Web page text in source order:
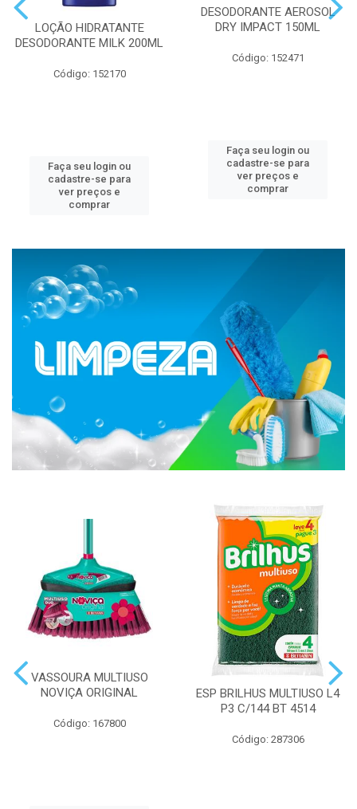
LOÇÃO HIDRATANTE
DESODORANTE MILK 200ML
Código: 152170
Faça seu login ou
cadastre-se para
ver preços e
comprar
DESODORANTE AEROSOL
DRY IMPACT 150ML
Código: 152471
Faça seu login ou
cadastre-se para
ver preços e
comprar
VASSOURA MULTIUSO
NOVIÇA ORIGINAL
Código: 167800
ESP BRILHUS MULTIUSO L4
P3 C/144 BT 4514
Código: 287306